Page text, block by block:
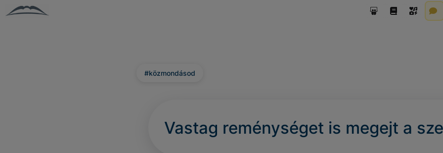
#közmondásod
Vastag reménységet is megejt a